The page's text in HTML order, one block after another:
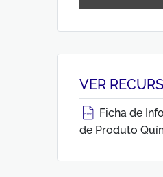
VER
Ficha de
de Produto